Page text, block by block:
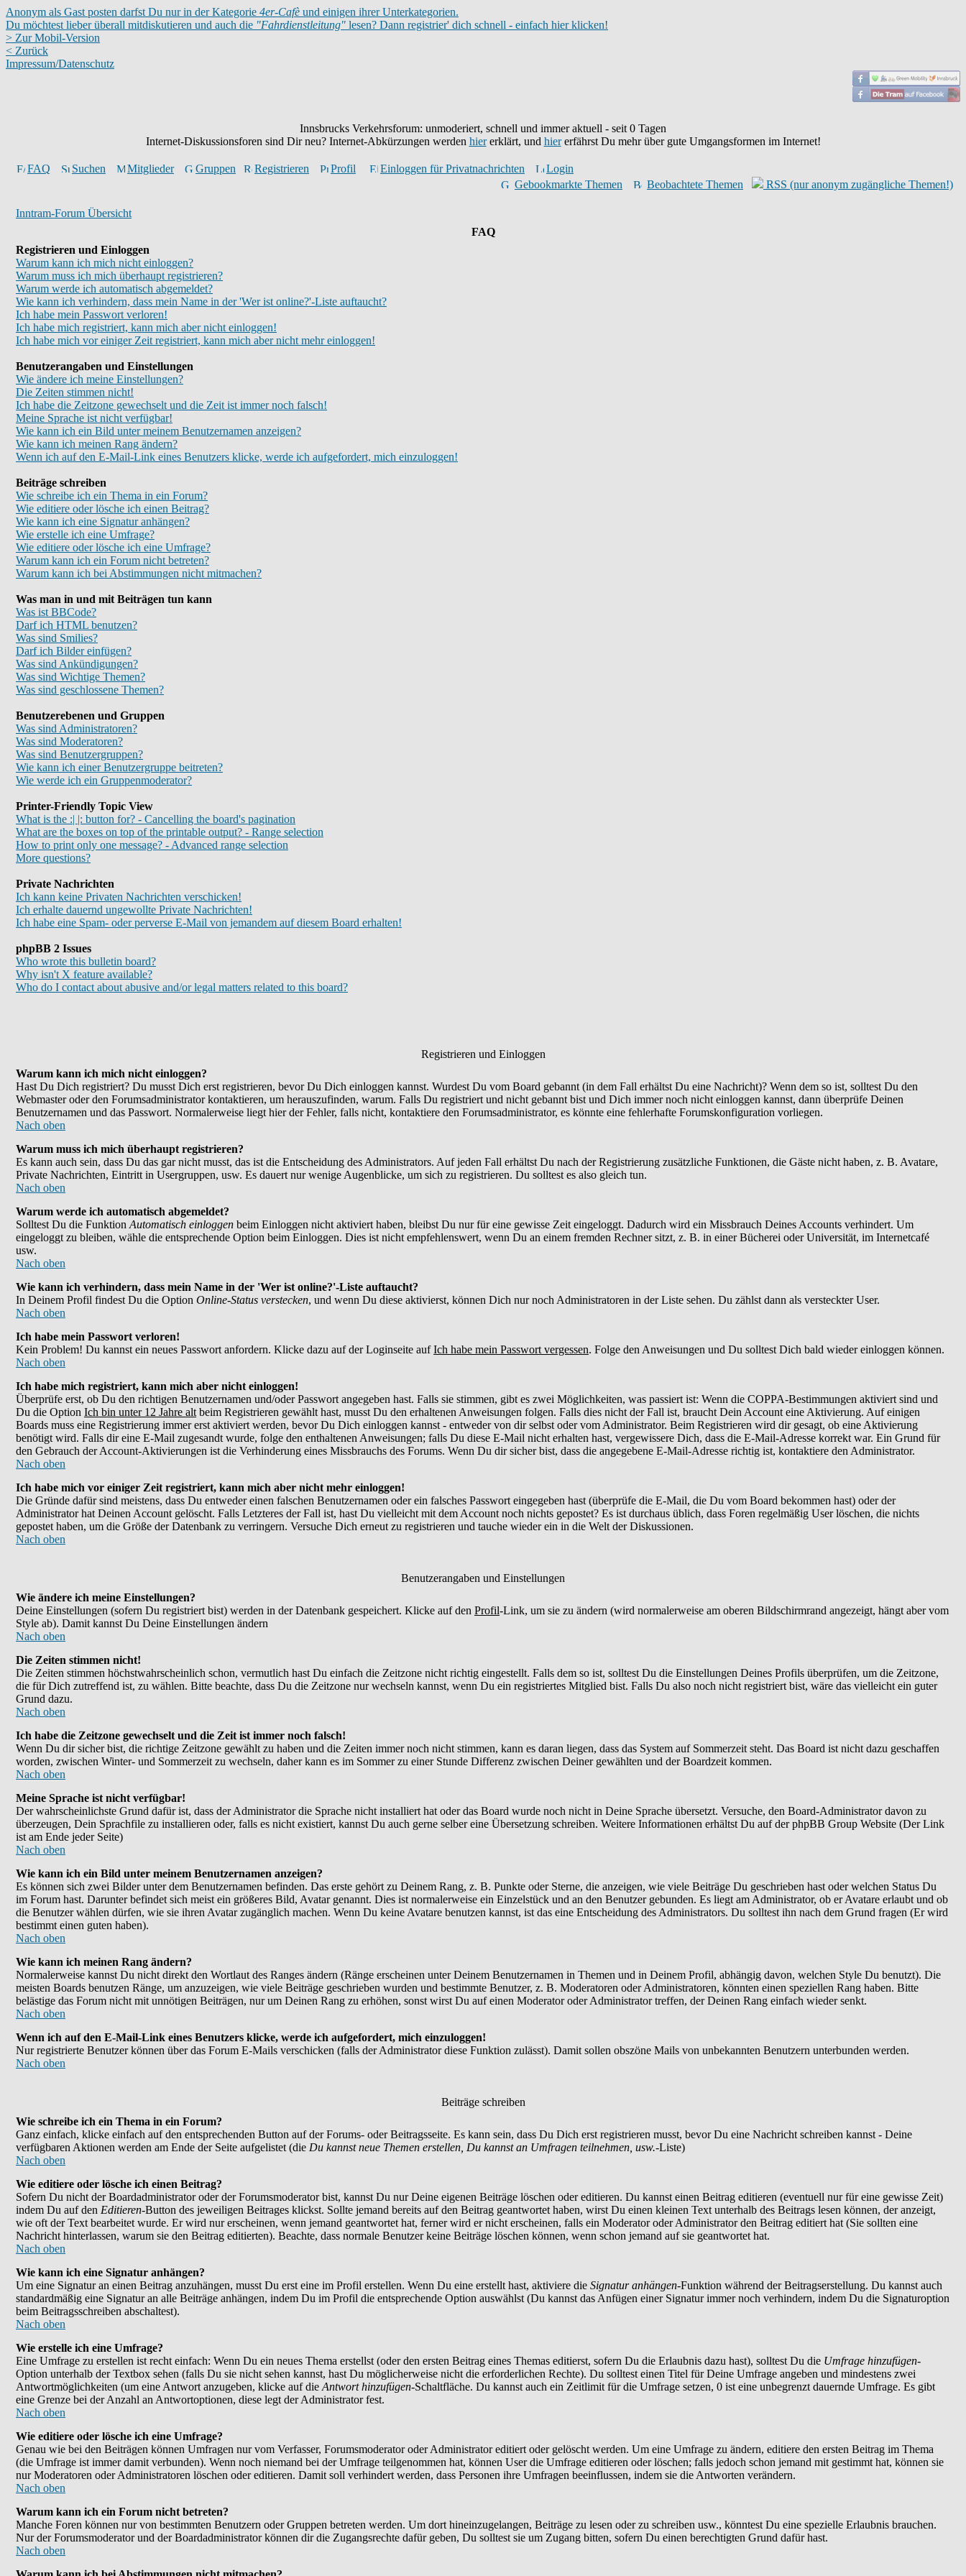
Anonym als Gast posten darfst Du nur in der Kategorie 4er-Cafè und einigen ihrer Unterkategorien.
Du möchtest lieber überall mitdiskutieren und auch die "Fahrdienstleitung" lesen? Dann registrier' dich schnell - einfach hier klicken!
> Zur Mobil-Version
< Zurück
Impressum/Datenschutz
Innsbrucks Verkehrsforum: unmoderiert, schnell und immer aktuell - seit 0 Tagen
Internet-Diskussionsforen sind Dir neu? Internet-Abkürzungen werden hiererklärt, und hiererfährst Du mehr über gute Umgangsformen im Internet!
FAQ Suchen Mitglieder Gruppen Registrieren Profil Einloggen für Privatnachrichten
Login
Gebookmarkte Themen
Beobachtete Themen RSS (nur anonym zugängliche Themen!)
Inntram-Forum Übersicht
FAQ
Registrieren und Einloggen
Warum kann ich mich nicht einloggen?
Warum muss ich mich überhaupt registrieren?
Warum werde ich automatisch abgemeldet?
Wie kann ich verhindern, dass mein Name in der 'Wer ist online?'-Liste auftaucht?
Ich habe mein Passwort verloren!
Ich habe mich registriert, kann mich aber nicht einloggen!
Ich habe mich vor einiger Zeit registriert, kann mich aber nicht mehr einloggen!
Benutzerangaben und Einstellungen
Wie ändere ich meine Einstellungen?
Die Zeiten stimmen nicht!
Ich habe die Zeitzone gewechselt und die Zeit ist immer noch falsch!
Meine Sprache ist nicht verfügbar!
Wie kann ich ein Bild unter meinem Benutzernamen anzeigen?
Wie kann ich meinen Rang ändern?
Wenn ich auf den E-Mail-Link eines Benutzers klicke, werde ich aufgefordert, mich einzuloggen!
Beiträge schreiben
Wie schreibe ich ein Thema in ein Forum?
Wie editiere oder lösche ich einen Beitrag?
Wie kann ich eine Signatur anhängen?
Wie erstelle ich eine Umfrage?
Wie editiere oder lösche ich eine Umfrage?
Warum kann ich ein Forum nicht betreten?
Warum kann ich bei Abstimmungen nicht mitmachen?
Was man in und mit Beiträgen tun kann
Was ist BBCode?
Darf ich HTML benutzen?
Was sind Smilies?
Darf ich Bilder einfügen?
Was sind Ankündigungen?
Was sind Wichtige Themen?
Was sind geschlossene Themen?
Benutzerebenen und Gruppen
Was sind Administratoren?
Was sind Moderatoren?
Was sind Benutzergruppen?
Wie kann ich einer Benutzergruppe beitreten?
Wie werde ich ein Gruppenmoderator?
Printer-Friendly Topic View
What is the :| |: button for? - Cancelling the board's pagination
What are the boxes on top of the printable output? - Range selection
How to print only one message? - Advanced range selection
More questions?
Private Nachrichten
Ich kann keine Privaten Nachrichten verschicken!
Ich erhalte dauernd ungewollte Private Nachrichten!
Ich habe eine Spam- oder perverse E-Mail von jemandem auf diesem Board erhalten!
phpBB 2 Issues
Who wrote this bulletin board?
Why isn't X feature available?
Who do I contact about abusive and/or legal matters related to this board?
Registrieren und Einloggen
Warum kann ich mich nicht einloggen?
Hast Du Dich registriert? Du musst Dich erst registrieren, bevor Du Dich einloggen kannst. Wurdest Du vom Board gebannt (in dem Fall erhältst Du eine Nachricht)? Wenn dem so ist, solltest Du den
Webmaster oder den Forumsadministrator kontaktieren, um herauszufinden, warum. Falls Du registriert und nicht gebannt bist und Dich immer noch nicht einloggen kannst, dann überprüfe Deinen
Benutzernamen und das Passwort. Normalerweise liegt hier der Fehler, falls nicht, kontaktiere den Forumsadministrator, es könnte eine fehlerhafte Forumskonfiguration vorliegen.
Nach oben
Warum muss ich mich überhaupt registrieren?
Es kann auch sein, dass Du das gar nicht musst, das ist die Entscheidung des Administrators. Auf jeden Fall erhältst Du nach der Registrierung zusätzliche Funktionen, die Gäste nicht haben, z. B. Avatare,
Private Nachrichten, Eintritt in Usergruppen, usw. Es dauert nur wenige Augenblicke, um sich zu registrieren. Du solltest es also gleich tun.
Nach oben
Warum werde ich automatisch abgemeldet?
Solltest Du die Funktion Automatisch einloggen beim Einloggen nicht aktiviert haben, bleibst Du nur für eine gewisse Zeit eingeloggt. Dadurch wird ein Missbrauch Deines Accounts verhindert. Um
eingeloggt zu bleiben, wähle die entsprechende Option beim Einloggen. Dies ist nicht empfehlenswert, wenn Du an einem fremden Rechner sitzt, z. B. in einer Bücherei oder Universität, im Internetcafé
usw.
Nach oben
Wie kann ich verhindern, dass mein Name in der 'Wer ist online?'-Liste auftaucht?
In Deinem Profil findest Du die Option Online-Status verstecken, und wenn Du diese aktivierst, können Dich nur noch Administratoren in der Liste sehen. Du zählst dann als versteckter User.
Nach oben
Ich habe mein Passwort verloren!
Kein Problem! Du kannst ein neues Passwort anfordern. Klicke dazu auf der Loginseite aufIch habe mein Passwort vergessen. Folge den Anweisungen und Du solltest Dich bald wieder einloggen können.
Nach oben
Ich habe mich registriert, kann mich aber nicht einloggen!
Überprüfe erst, ob Du den richtigen Benutzernamen und/oder Passwort angegeben hast. Falls sie stimmen, gibt es zwei Möglichkeiten, was passiert ist: Wenn die COPPA-Bestimmungen aktiviert sind und
Du die Option Ich bin unter 12 Jahre alt beim Registrieren gewählt hast, musst Du den erhaltenen Anweisungen folgen. Falls dies nicht der Fall ist, braucht Dein Account eine Aktivierung. Auf einigen
Boards muss eine Registrierung immer erst aktiviert werden, bevor Du Dich einloggen kannst - entweder von dir selbst oder vom Administrator. Beim Registrieren wird dir gesagt, ob eine Aktivierung
benötigt wird. Falls dir eine E-Mail zugesandt wurde, folge den enthaltenen Anweisungen; falls Du diese E-Mail nicht erhalten hast, vergewissere Dich, dass die E-Mail-Adresse korrekt war. Ein Grund für
den Gebrauch der Account-Aktivierungen ist die Verhinderung eines Missbrauchs des Forums. Wenn Du dir sicher bist, dass die angegebene E-Mail-Adresse richtig ist, kontaktiere den Administrator.
Nach oben
Ich habe mich vor einiger Zeit registriert, kann mich aber nicht mehr einloggen!
Die Gründe dafür sind meistens, dass Du entweder einen falschen Benutzernamen oder ein falsches Passwort eingegeben hast (überprüfe die E-Mail, die Du vom Board bekommen hast) oder der
Administrator hat Deinen Account gelöscht. Falls Letzteres der Fall ist, hast Du vielleicht mit dem Account noch nichts gepostet? Es ist durchaus üblich, dass Foren regelmäßig User löschen, die nichts
gepostet haben, um die Größe der Datenbank zu verringern. Versuche Dich erneut zu registrieren und tauche wieder ein in die Welt der Diskussionen.
Nach oben
Benutzerangaben und Einstellungen
Wie ändere ich meine Einstellungen?
Deine Einstellungen (sofern Du registriert bist) werden in der Datenbank gespeichert. Klicke auf den Profil-Link, um sie zu ändern (wird normalerweise am oberen Bildschirmrand angezeigt, hängt aber vom
Style ab). Damit kannst Du Deine Einstellungen ändern
Nach oben
Die Zeiten stimmen nicht!
Die Zeiten stimmen höchstwahrscheinlich schon, vermutlich hast Du einfach die Zeitzone nicht richtig eingestellt. Falls dem so ist, solltest Du die Einstellungen Deines Profils überprüfen, um die Zeitzone,
die für Dich zutreffend ist, zu wählen. Bitte beachte, dass Du die Zeitzone nur wechseln kannst, wenn Du ein registriertes Mitglied bist. Falls Du also noch nicht registriert bist, wäre das vielleicht ein guter
Grund dazu.
Nach oben
Ich habe die Zeitzone gewechselt und die Zeit ist immer noch falsch!
Wenn Du dir sicher bist, die richtige Zeitzone gewählt zu haben und die Zeiten immer noch nicht stimmen, kann es daran liegen, dass das System auf Sommerzeit steht. Das Board ist nicht dazu geschaffen
worden, zwischen Winter- und Sommerzeit zu wechseln, daher kann es im Sommer zu einer Stunde Differenz zwischen Deiner gewählten und der Boardzeit kommen.
Nach oben
Meine Sprache ist nicht verfügbar!
Der wahrscheinlichste Grund dafür ist, dass der Administrator die Sprache nicht installiert hat oder das Board wurde noch nicht in Deine Sprache übersetzt. Versuche, den Board-Administrator davon zu
überzeugen, Dein Sprachfile zu installieren oder, falls es nicht existiert, kannst Du auch gerne selber eine Übersetzung schreiben. Weitere Informationen erhältst Du auf der phpBB Group Website (Der Link
ist am Ende jeder Seite)
Nach oben
Wie kann ich ein Bild unter meinem Benutzernamen anzeigen?
Es können sich zwei Bilder unter dem Benutzernamen befinden. Das erste gehört zu Deinem Rang, z. B. Punkte oder Sterne, die anzeigen, wie viele Beiträge Du geschrieben hast oder welchen Status Du
im Forum hast. Darunter befindet sich meist ein größeres Bild, Avatar genannt. Dies ist normalerweise ein Einzelstück und an den Benutzer gebunden. Es liegt am Administrator, ob er Avatare erlaubt und ob
die Benutzer wählen dürfen, wie sie ihren Avatar zugänglich machen. Wenn Du keine Avatare benutzen kannst, ist das eine Entscheidung des Administrators. Du solltest ihn nach dem Grund fragen (Er wird
bestimmt einen guten haben).
Nach oben
Wie kann ich meinen Rang ändern?
Normalerweise kannst Du nicht direkt den Wortlaut des Ranges ändern (Ränge erscheinen unter Deinem Benutzernamen in Themen und in Deinem Profil, abhängig davon, welchen Style Du benutzt). Die
meisten Boards benutzen Ränge, um anzuzeigen, wie viele Beiträge geschrieben wurden und bestimmte Benutzer, z. B. Moderatoren oder Administratoren, könnten einen speziellen Rang haben. Bitte
belästige das Forum nicht mit unnötigen Beiträgen, nur um Deinen Rang zu erhöhen, sonst wirst Du auf einen Moderator oder Administrator treffen, der Deinen Rang einfach wieder senkt.
Nach oben
Wenn ich auf den E-Mail-Link eines Benutzers klicke, werde ich aufgefordert, mich einzuloggen!
Nur registrierte Benutzer können über das Forum E-Mails verschicken (falls der Administrator diese Funktion zulässt). Damit sollen obszöne Mails von unbekannten Benutzern unterbunden werden.
Nach oben
Beiträge schreiben
Wie schreibe ich ein Thema in ein Forum?
Ganz einfach, klicke einfach auf den entsprechenden Button auf der Forums- oder Beitragsseite. Es kann sein, dass Du Dich erst registrieren musst, bevor Du eine Nachricht schreiben kannst - Deine
verfügbaren Aktionen werden am Ende der Seite aufgelistet (die Du kannst neue Themen erstellen, Du kannst an Umfragen teilnehmen, usw.-Liste)
Nach oben
Wie editiere oder lösche ich einen Beitrag?
Sofern Du nicht der Boardadministrator oder der Forumsmoderator bist, kannst Du nur Deine eigenen Beiträge löschen oder editieren. Du kannst einen Beitrag editieren (eventuell nur für eine gewisse Zeit)
indem Du auf den Editieren-Button des jeweiligen Beitrages klickst. Sollte jemand bereits auf den Beitrag geantwortet haben, wirst Du einen kleinen Text unterhalb des Beitrags lesen können, der anzeigt,
wie oft der Text bearbeitet wurde. Er wird nur erscheinen, wenn jemand geantwortet hat, ferner wird er nicht erscheinen, falls ein Moderator oder Administrator den Beitrag editiert hat (Sie sollten eine
Nachricht hinterlassen, warum sie den Beitrag editierten). Beachte, dass normale Benutzer keine Beiträge löschen können, wenn schon jemand auf sie geantwortet hat.
Nach oben
Wie kann ich eine Signatur anhängen?
Um eine Signatur an einen Beitrag anzuhängen, musst Du erst eine im Profil erstellen. Wenn Du eine erstellt hast, aktiviere die Signatur anhängen-Funktion während der Beitragserstellung. Du kannst auch
standardmäßig eine Signatur an alle Beiträge anhängen, indem Du im Profil die entsprechende Option auswählst (Du kannst das Anfügen einer Signatur immer noch verhindern, indem Du die Signaturoption
beim Beitragsschreiben abschaltest).
Nach oben
Wie erstelle ich eine Umfrage?
Eine Umfrage zu erstellen ist recht einfach: Wenn Du ein neues Thema erstellst (oder den ersten Beitrag eines Themas editierst, sofern Du die Erlaubnis dazu hast), solltest Du die Umfrage hinzufügen-
Option unterhalb der Textbox sehen (falls Du sie nicht sehen kannst, hast Du möglicherweise nicht die erforderlichen Rechte). Du solltest einen Titel für Deine Umfrage angeben und mindestens zwei
Antwortmöglichkeiten (um eine Antwort anzugeben, klicke auf die Antwort hinzufügen-Schaltfläche. Du kannst auch ein Zeitlimit für die Umfrage setzen, 0 ist eine unbegrenzt dauernde Umfrage. Es gibt
eine Grenze bei der Anzahl an Antwortoptionen, diese legt der Administrator fest.
Nach oben
Wie editiere oder lösche ich eine Umfrage?
Genau wie bei den Beiträgen können Umfragen nur vom Verfasser, Forumsmoderator oder Administrator editiert oder gelöscht werden. Um eine Umfrage zu ändern, editiere den ersten Beitrag im Thema
(die Umfrage ist immer damit verbunden). Wenn noch niemand bei der Umfrage teilgenommen hat, können User die Umfrage editieren oder löschen; falls jedoch schon jemand mit gestimmt hat, können sie
nur Moderatoren oder Administratoren löschen oder editieren. Damit soll verhindert werden, dass Personen ihre Umfragen beeinflussen, indem sie die Antworten verändern.
Nach oben
Warum kann ich ein Forum nicht betreten?
Manche Foren können nur von bestimmten Benutzern oder Gruppen betreten werden. Um dort hineinzugelangen, Beiträge zu lesen oder zu schreiben usw., könntest Du eine spezielle Erlaubnis brauchen.
Nur der Forumsmoderator und der Boardadministrator können dir die Zugangsrechte dafür geben, Du solltest sie um Zugang bitten, sofern Du einen berechtigten Grund dafür hast.
Nach oben